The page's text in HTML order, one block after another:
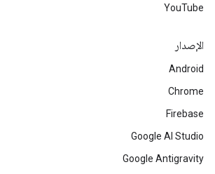
YouTube
الإصدار
Android
Chrome
Firebase
Google AI Studio
Google Antigravity